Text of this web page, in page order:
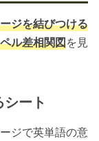
ジを結びつける
ル差相関図を見
ート
ジで英単語の意